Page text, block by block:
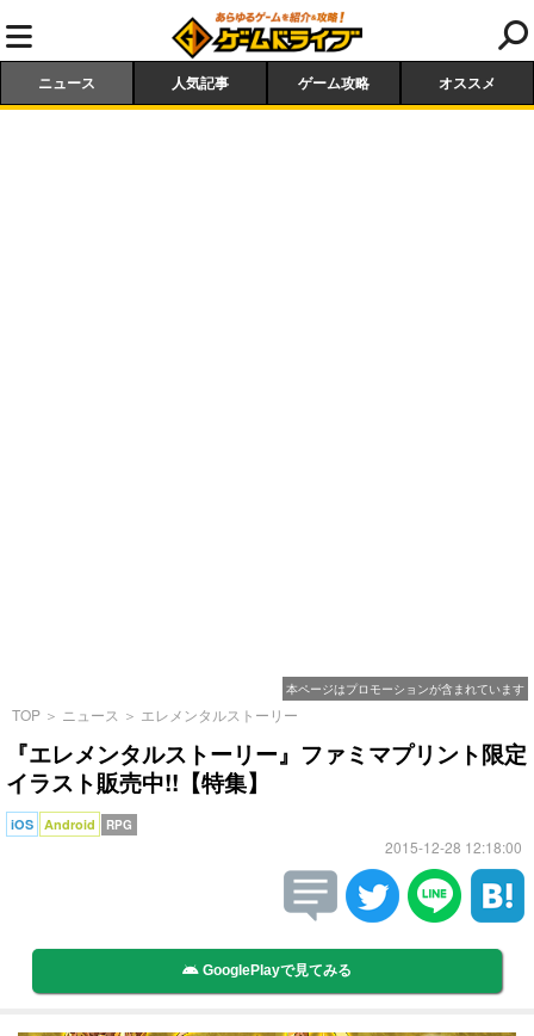
ニュース 人気記事 ゲーム攻略 オススメ
本ページはプロモーションが含まれています
TOP ＞ ニュース ＞ エレメンタルストーリー
『エレメンタルストーリー』ファミマプリント限定
イラスト販売中!!【特集】
iOS Android RPG
2015-12-28 12:18:00
GooglePlayで見てみる